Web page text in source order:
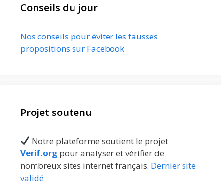
Conseils du jour
Nos conseils pour éviter les fausses
propositions sur Facebook
Projet soutenu
Notre plateforme soutient le projet
Verif.org pour analyser et vérifier de
nombreux sites internet français. Dernier site
validé